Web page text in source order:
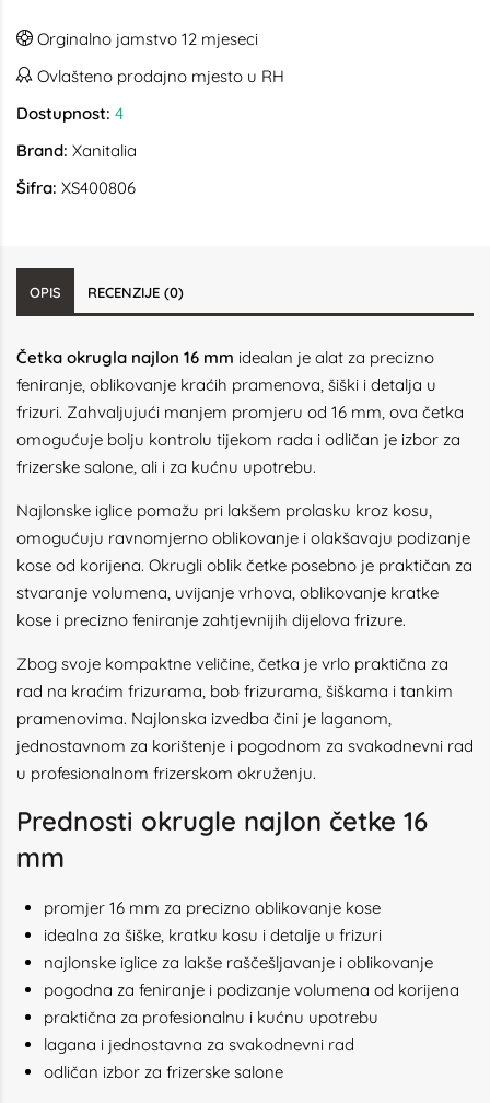
Orginalno jamstvo 12 mjeseci
Ovlašteno prodajno mjesto u RH
Dostupnost: 4
Brand: Xanitalia
Šifra: XS400806
OPIS RECENZIJE (0)
Četka okrugla najlon 16 mm idealan je alat za precizno
feniranje, oblikovanje kraćih pramenova, šiški i detalja u
frizuri. Zahvaljujući manjem promjeru od 16 mm, ova četka
omogućuje bolju kontrolu tijekom rada i odličan je izbor za
frizerske salone, ali i za kućnu upotrebu.
Najlonske iglice pomažu pri lakšem prolasku kroz kosu,
omogućuju ravnomjerno oblikovanje i olakšavaju podizanje
kose od korijena. Okrugli oblik četke posebno je praktičan za
stvaranje volumena, uvijanje vrhova, oblikovanje kratke
kose i precizno feniranje zahtjevnijih dijelova frizure.
Zbog svoje kompaktne veličine, četka je vrlo praktična za
rad na kraćim frizurama, bob frizurama, šiškama i tankim
pramenovima. Najlonska izvedba čini je laganom,
jednostavnom za korištenje i pogodnom za svakodnevni rad
u profesionalnom frizerskom okruženju.
Prednosti okrugle najlon četke 16
mm
promjer 16 mm za precizno oblikovanje kose
idealna za šiške, kratku kosu i detalje u frizuri
najlonske iglice za lakše raščešljavanje i oblikovanje
pogodna za feniranje i podizanje volumena od korijena
praktična za profesionalnu i kućnu upotrebu
lagana i jednostavna za svakodnevni rad
odličan izbor za frizerske salone